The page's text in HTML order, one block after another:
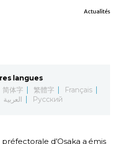
Русский
Actualités
langues
简体字 繁體字
Français
العربية Русский
d’Osaka a émis